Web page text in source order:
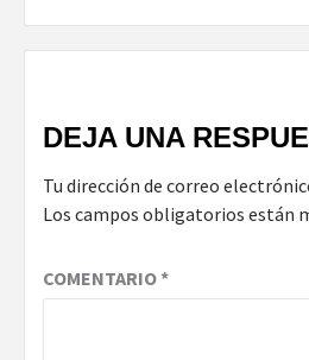
DEJA UNA
Tu dirección de correo
Los campos obligatorios están
COMENTARIO*